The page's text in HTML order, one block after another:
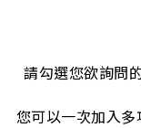
請勾選您欲詢問
您可以一次加入